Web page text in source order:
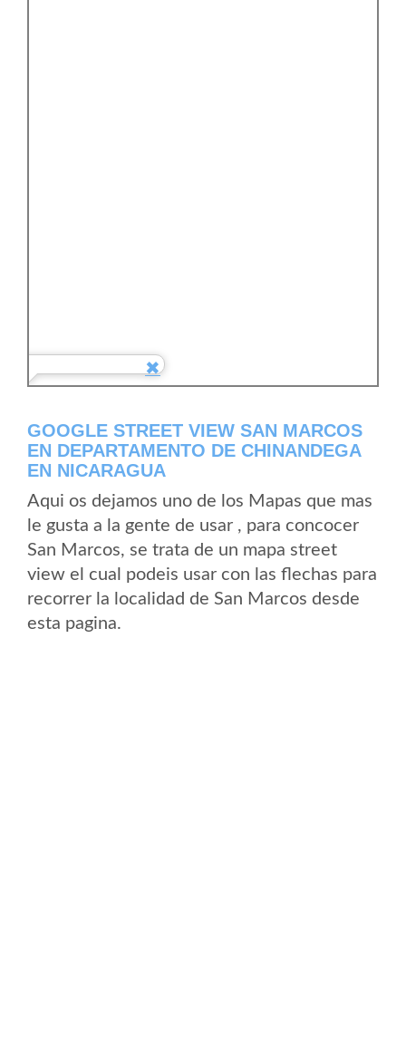
GOOGLE STREET VIEW SAN MARCOS
EN DEPARTAMENTO DE CHINANDEGA
EN NICARAGUA
Aqui os dejamos uno de los Mapas que mas
le gusta a la gente de usar , para concocer
San Marcos, se trata de un mapa street
view el cual podeis usar con las flechas para
recorrer la localidad de San Marcos desde
esta pagina.